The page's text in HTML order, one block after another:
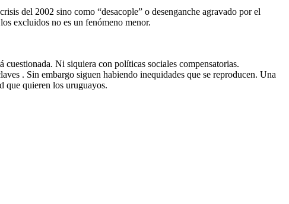
del 2002 sino como “desacople” o desenganche agravado por el
excluidos no es un fenómeno menor.
Ni siquiera con políticas sociales compensatorias.
. Sin embargo siguen habiendo inequidades que se reproducen. Una
que quieren los uruguayos.